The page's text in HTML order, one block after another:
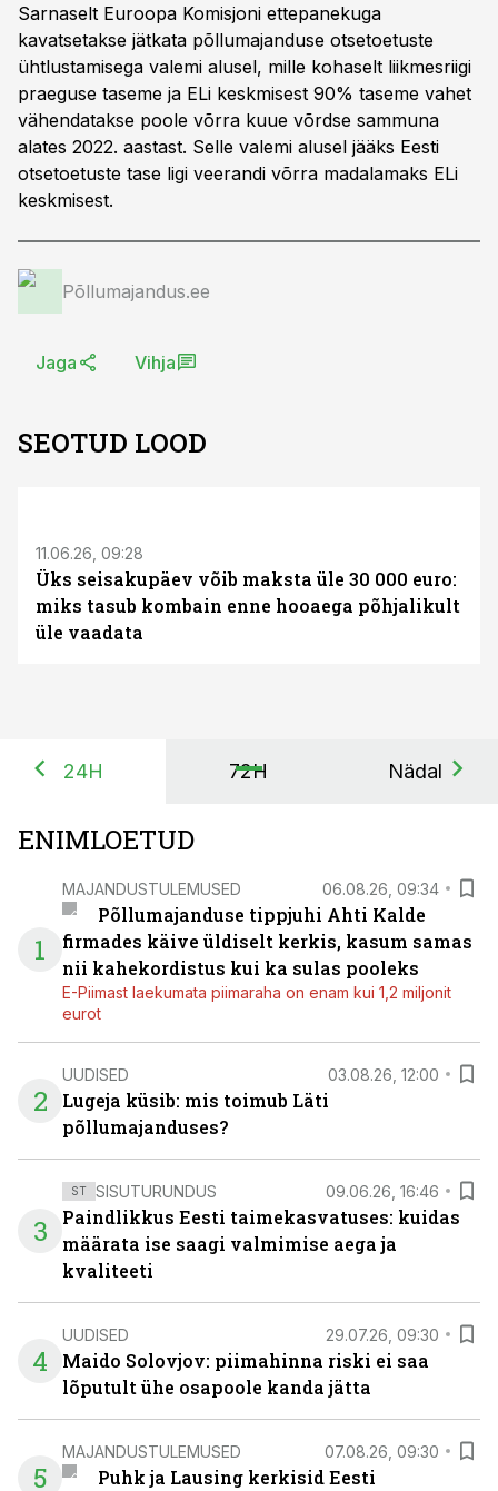
Sarnaselt Euroopa Komisjoni ettepanekuga
kavatsetakse jätkata põllumajanduse otsetoetuste
ühtlustamisega valemi alusel, mille kohaselt liikmesriigi
praeguse taseme ja ELi keskmisest 90% taseme vahet
vähendatakse poole võrra kuue võrdse sammuna
alates 2022. aastast. Selle valemi alusel jääks Eesti
otsetoetuste tase ligi veerandi võrra madalamaks ELi
keskmisest.
Põllumajandus.ee
Jaga Vihja
SEOTUD LOOD
11.06.26, 09:28
Üks seisakupäev võib maksta üle 30 000 euro:
miks tasub kombain enne hooaega põhjalikult
üle vaadata
24H 72H Nädal
ENIMLOETUD
1
MAJANDUSTULEMUSED 06.08.26, 09:34
Põllumajanduse tippjuhi Ahti Kalde
firmades käive üldiselt kerkis, kasum samas
nii kahekordistus kui ka sulas pooleks
E-Piimast laekumata piimaraha on enam kui 1,2 miljonit
eurot
2
UUDISED 03.08.26, 12:00
Lugeja küsib: mis toimub Läti
põllumajanduses?
3
ST SISUTURUNDUS 09.06.26, 16:46
Paindlikkus Eesti taimekasvatuses: kuidas
määrata ise saagi valmimise aega ja
kvaliteeti
4
UUDISED 29.07.26, 09:30
Maido Solovjov: piimahinna riski ei saa
lõputult ühe osapoole kanda jätta
5
MAJANDUSTULEMUSED 07.08.26, 09:30
Puhk ja Lausing kerkisid Eesti